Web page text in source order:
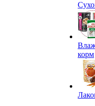
корм